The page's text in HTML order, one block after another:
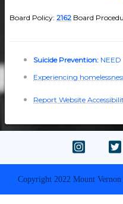
Board Policy: 2162 Board
Suicide Prevention: NEED
Experiencing
Report Website
Copyright 2022 Mount